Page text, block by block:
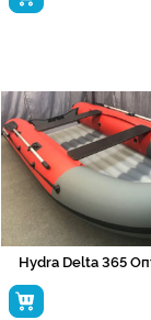
Hydra Delta 365